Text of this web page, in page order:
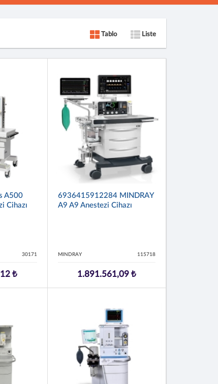
Tablo Liste
A500
Cihazı
30171
₺
6936415912284 MINDRAY
A9 A9 Anestezi Cihazı
MINDRAY 115718
1.891.561,09 ₺